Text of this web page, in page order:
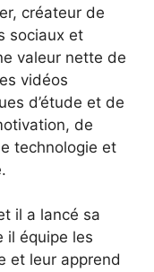
créateur de
sociaux et
valeur nette de
vidéos
d’étude et de
de
technologie et
il a lancé sa
il équipe les
et leur apprend